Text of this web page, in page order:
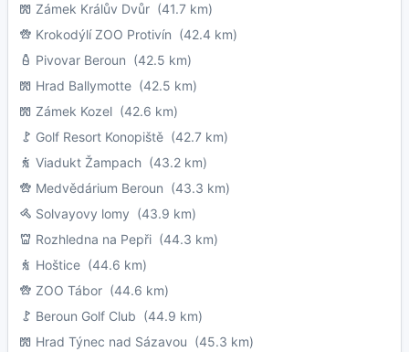
Zámek Králův Dvůr (41.7 km)
Krokodýlí ZOO Protivín (42.4 km)
Pivovar Beroun (42.5 km)
Hrad Ballymotte (42.5 km)
Zámek Kozel (42.6 km)
Golf Resort Konopiště (42.7 km)
Viadukt Žampach (43.2 km)
Medvědárium Beroun (43.3 km)
Solvayovy lomy (43.9 km)
Rozhledna na Pepři (44.3 km)
Hoštice (44.6 km)
ZOO Tábor (44.6 km)
Beroun Golf Club (44.9 km)
Hrad Týnec nad Sázavou (45.3 km)